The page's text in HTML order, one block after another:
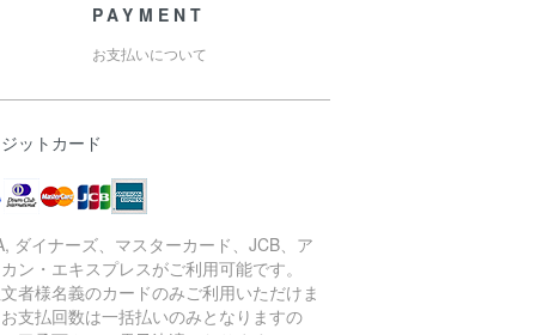
PAYMENT
お支払いについて
ットカード
ダイナーズ、マスターカード、JCB、ア
ン・エキスプレスがご利用可能です。
者様名義のカードのみご利用いただけま
支払回数は一括払いのみとなりますの